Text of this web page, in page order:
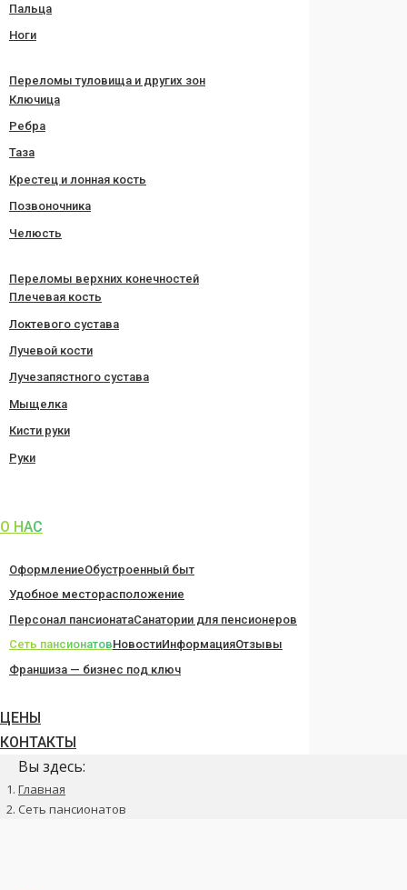
Пальца
Ноги
Переломы туловища и других зон
Ключица
Ребра
Таза
Крестец и лонная кость
Позвоночника
Челюсть
Переломы верхних конечностей
Плечевая кость
Локтевого сустава
Лучевой кости
Лучезапястного сустава
Мыщелка
Кисти руки
Руки
О НАС
ОформлениеОбустроенный быт
Удобное месторасположение
Персонал пансионатаСанатории для пенсионеров
Сеть пансионатовНовостиИнформацияОтзывы
Франшиза — бизнес под ключ
ЦЕНЫ
КОНТАКТЫ
Вы здесь:
Главная
Сеть пансионатов